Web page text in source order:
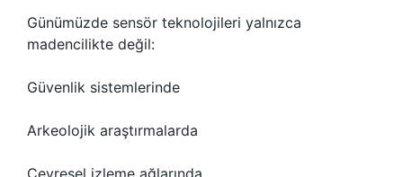
Günümüzde sensör teknolojileri yalnızca
madencilikte değil:
Güvenlik sistemlerinde
Arkeolojik araştırmalarda
Çevresel izleme ağlarında